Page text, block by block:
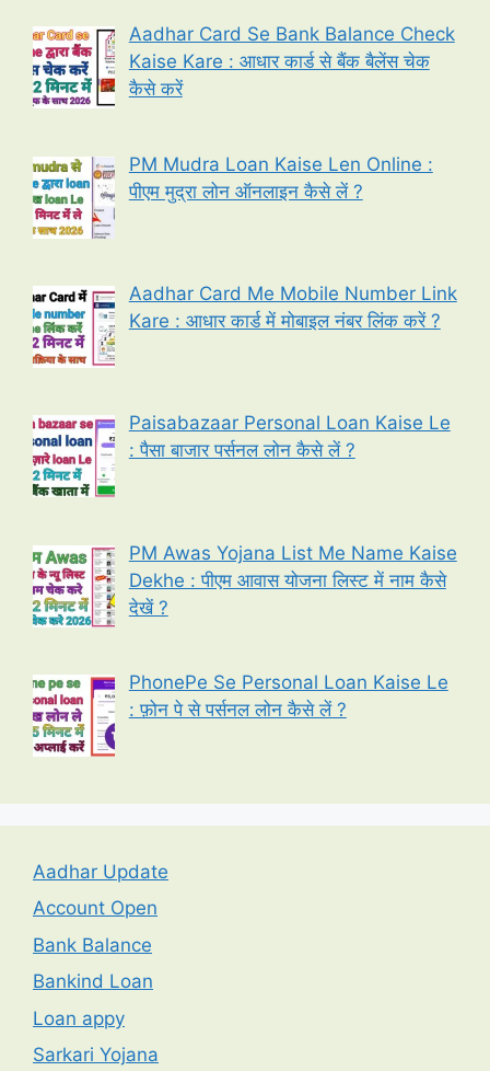
Aadhar Card Se Bank Balance Check
Kaise Kare : आधार कार्ड से बैंक बैलेंस चेक
कैसे करें
PM Mudra Loan Kaise Len Online :
पीएम मुद्रा लोन ऑनलाइन कैसे लें ?
Aadhar Card Me Mobile Number Link
Kare : आधार कार्ड में मोबाइल नंबर लिंक करें ?
Paisabazaar Personal Loan Kaise Le
: पैसा बाजार पर्सनल लोन कैसे लें ?
PM Awas Yojana List Me Name Kaise
Dekhe : पीएम आवास योजना लिस्ट में नाम कैसे
देखें ?
PhonePe Se Personal Loan Kaise Le
: फ़ोन पे से पर्सनल लोन कैसे लें ?
Aadhar Update
Account Open
Bank Balance
Bankind Loan
Loan appy
Sarkari Yojana